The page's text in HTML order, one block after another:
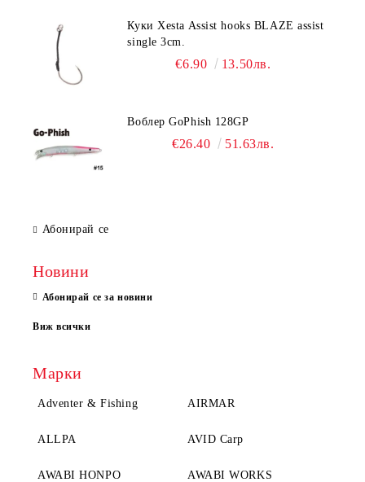
Куки Xesta Assist hooks BLAZE assist
single 3cm.
€6.90 13.50лв.
Воблер GoPhish 128GP
€26.40 51.63лв.
Абонирай се
Новини
Абонирай се за новини
Виж всички
Марки
Adventer & Fishing AIRMAR
ALLPA AVID Carp
AWABI HONPO AWABI WORKS